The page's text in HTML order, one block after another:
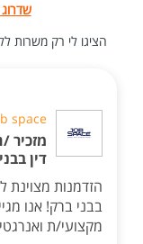
הציגו לי רק משרות
space
מזכיר
דין
הזדמנות מצוינת
בבני ברק! אנו
מקצועי/ת